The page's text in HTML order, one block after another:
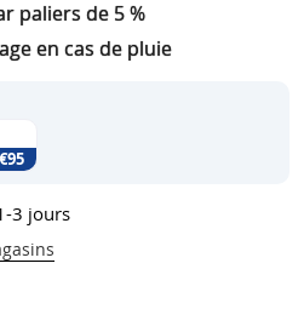
paliers de 5 %
en cas de pluie
€95
3 jours